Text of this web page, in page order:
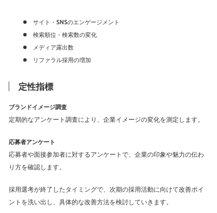
サイト・SNSのエンゲージメント
検索順位・検索数の変化
メディア露出数
リファラル採用の増加
定性指標
ブランドイメージ調査
定期的なアンケート調査により、企業イメージの変化を測定します。
応募者アンケート
応募者や面接参加者に対するアンケートで、企業の印象や魅力の伝わ
り方を確認します。
採用選考が終了したタイミングで、次期の採用活動に向けて改善ポイ
ントを洗い出し、具体的な改善方法を検討していきます。